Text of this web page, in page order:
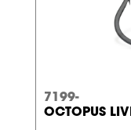
7199-
OCTOPUS